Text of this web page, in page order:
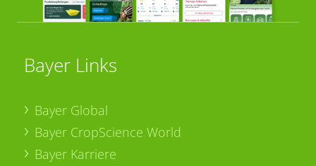
Bayer Links
Bayer Global
Bayer CropScience World
Bayer Karriere